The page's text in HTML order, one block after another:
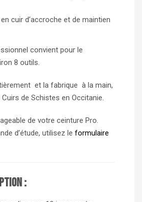
cuir d’accroche et de maintien
convient pour le
8 outils.
et la fabrique à la main,
de Schistes en Occitanie.
de votre ceinture Pro.
d’étude, utilisez le formulaire
: